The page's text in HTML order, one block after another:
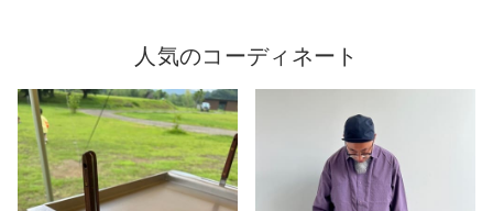
人気のコーディネート